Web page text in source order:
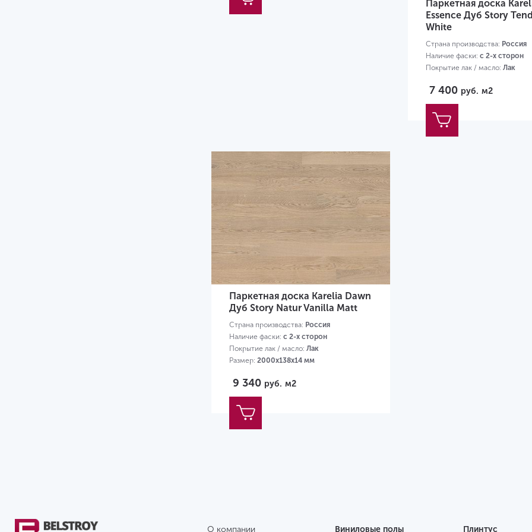
Паркетная доска
Essence Дуб Story
White
Страна производства: Россия
Наличие фаски: с 2-х сторон
Покрытие лак / масло: Лак
7 400 руб. м2
Паркетная доска Karelia Dawn
Дуб Story Natur Vanilla Matt
Страна производства: Россия
Наличие фаски: с 2-х сторон
Покрытие лак / масло: Лак
Размер: 2000х138х14 мм
9 340 руб. м2
О компании Виниловые полы Плинтус